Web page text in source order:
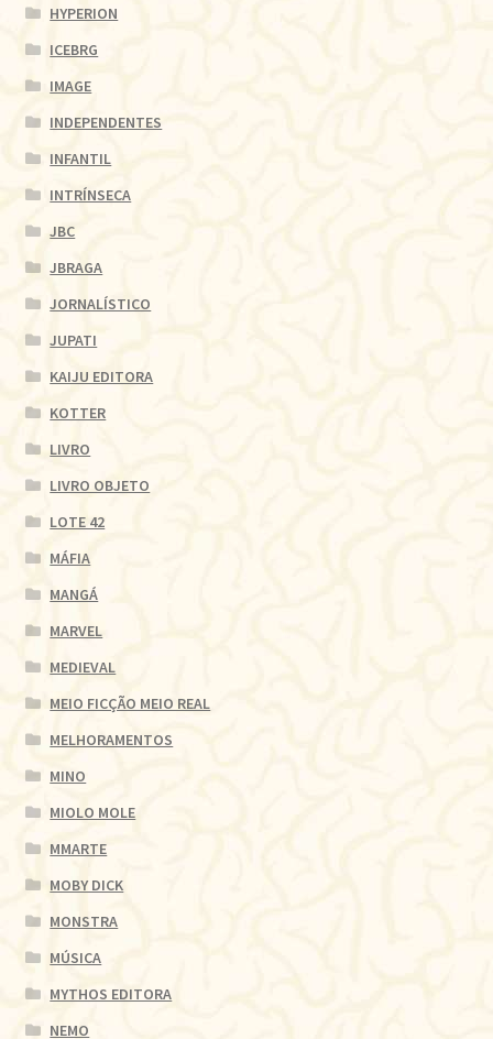
HYPERION
ICEBRG
IMAGE
INDEPENDENTES
INFANTIL
INTRÍNSECA
JBC
JBRAGA
JORNALÍSTICO
JUPATI
KAIJU EDITORA
KOTTER
LIVRO
LIVRO OBJETO
LOTE 42
MÁFIA
MANGÁ
MARVEL
MEDIEVAL
MEIO FICÇÃO MEIO REAL
MELHORAMENTOS
MINO
MIOLO MOLE
MMARTE
MOBY DICK
MONSTRA
MÚSICA
MYTHOS EDITORA
NEMO